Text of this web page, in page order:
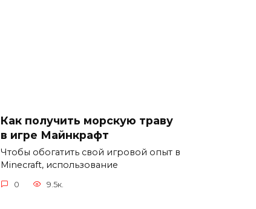
Как получить морскую траву
в игре Майнкрафт
Чтобы обогатить свой игровой опыт в
Minecraft, использование
0 9.5к.